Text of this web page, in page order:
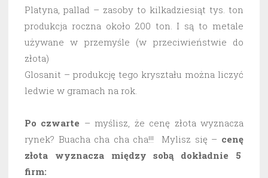
Platyna, pallad – zasoby to kilkadziesiąt tys. ton
produkcja roczna około 200 ton. I są to metale
używane w przemyśle (w przeciwieństwie do
złota)
Glosanit – produkcję tego kryształu można liczyć
ledwie w gramach na rok.
Po czwarte – myślisz, że cenę złota wyznacza
rynek? Buacha cha cha cha!!! Mylisz się – cenę
złota wyznacza między sobą dokładnie 5
firm: